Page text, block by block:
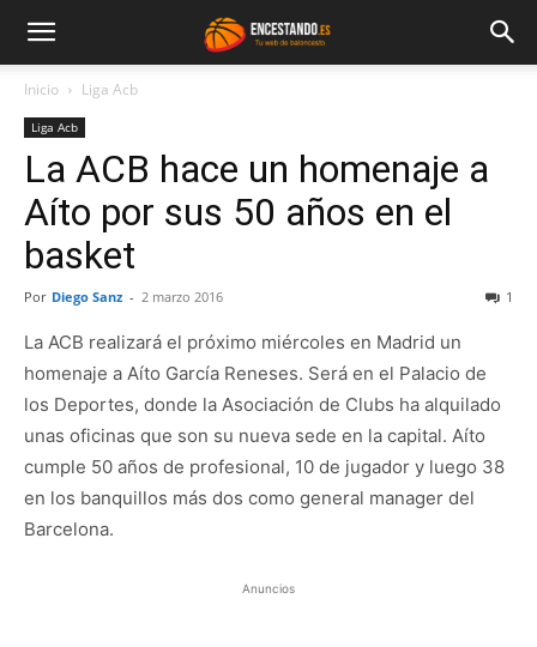
Inicio Liga Acb
Liga Acb
La ACB hace un homenaje a
Aíto por sus 50 años en el
basket
Por Diego Sanz - 2 marzo 2016 1
La ACB realizará el próximo miércoles en Madrid un
homenaje a Aíto García Reneses. Será en el Palacio de
los Deportes, donde la Asociación de Clubs ha alquilado
unas oficinas que son su nueva sede en la capital. Aíto
cumple 50 años de profesional, 10 de jugador y luego 38
en los banquillos más dos como general manager del
Barcelona.
Anuncios